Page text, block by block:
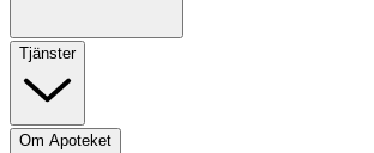
Tjänster
Om Apoteket